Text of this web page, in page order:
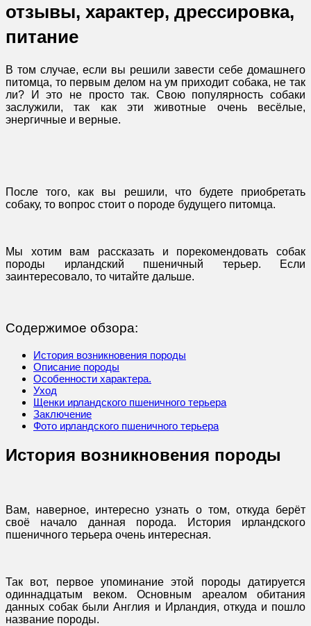
отзывы, характер, дрессировка,
питание
В том случае, если вы решили завести себе домашнего
питомца, то первым делом на ум приходит собака, не так
ли? И это не просто так. Свою популярность собаки
заслужили, так как эти животные очень весёлые,
энергичные и верные.
После того, как вы решили, что будете приобретать
собаку, то вопрос стоит о породе будущего питомца.
Мы хотим вам рассказать и порекомендовать собак
породы ирландский пшеничный терьер. Если
заинтересовало, то читайте дальше.
Содержимое обзора:
История возникновения породы
Описание породы
Особенности характера.
Уход
Щенки ирландского пшеничного терьера
Заключение
Фото ирландского пшеничного терьера
История возникновения породы
Вам, наверное, интересно узнать о том, откуда берёт
своё начало данная порода. История ирландского
пшеничного терьера очень интересная.
Так вот, первое упоминание этой породы датируется
одиннадцатым веком. Основным ареалом обитания
данных собак были Англия и Ирландия, откуда и пошло
название породы.